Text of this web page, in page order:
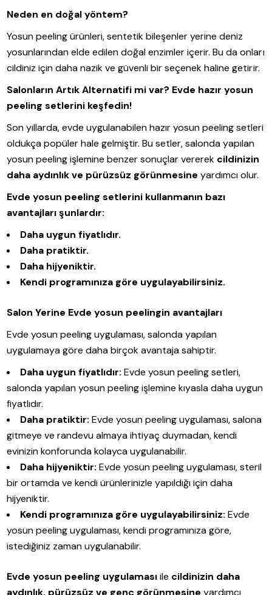
Neden en doğal yöntem?
Yosun peeling ürünleri, sentetik bileşenler yerine deniz
yosunlarından elde edilen doğal enzimler içerir. Bu da onları
cildiniz için daha nazik ve güvenli bir seçenek haline getirir.
Salonların Artık Alternatifi mi var? Evde hazır yosun
peeling setlerini keşfedin!
Son yıllarda, evde uygulanabilen hazır yosun peeling setleri
oldukça popüler hale gelmiştir. Bu setler, salonda yapılan
yosun peeling işlemine benzer sonuçlar vererek cildinizin
daha aydınlık ve pürüzsüz görünmesine yardımcı olur.
Evde yosun peeling setlerini kullanmanın bazı
avantajları şunlardır:
Daha uygun fiyatlıdır.
Daha pratiktir.
Daha hijyeniktir.
Kendi programınıza göre uygulayabilirsiniz.
Salon Yerine Evde yosun peelingin avantajları
Evde yosun peeling uygulaması, salonda yapılan
uygulamaya göre daha birçok avantaja sahiptir.
Daha uygun fiyatlıdır: Evde yosun peeling setleri,
salonda yapılan yosun peeling işlemine kıyasla daha uygun
fiyatlıdır.
Daha pratiktir: Evde yosun peeling uygulaması, salona
gitmeye ve randevu almaya ihtiyaç duymadan, kendi
evinizin konforunda kolayca uygulanabilir.
Daha hijyeniktir: Evde yosun peeling uygulaması, steril
bir ortamda ve kendi ürünlerinizle yapıldığı için daha
hijyeniktir.
Kendi programınıza göre uygulayabilirsiniz: Evde
yosun peeling uygulaması, kendi programınıza göre,
istediğiniz zaman uygulanabilir.
Evde yosun peeling uygulamasıile cildinizin daha